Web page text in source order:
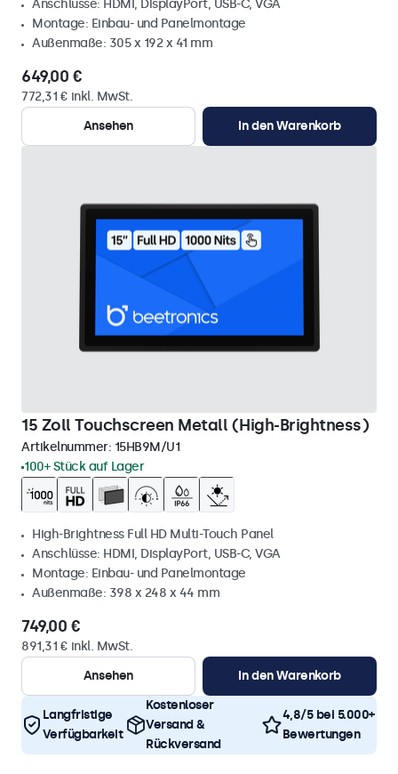
Anschlüsse: HDMI, DisplayPort, USB-C, VGA
Montage: Einbau- und Panelmontage
Außenmaße: 305 x 192 x 41 mm
649,00 €
772,31 € inkl. MwSt.
Ansehen
In den Warenkorb
15 Zoll Touchscreen Metall (High-Brightness)
Artikelnummer: 15HB9M/U1
100+ Stück auf Lager
High-Brightness Full HD Multi-Touch Panel
Anschlüsse: HDMI, DisplayPort, USB-C, VGA
Montage: Einbau- und Panelmontage
Außenmaße: 398 x 248 x 44 mm
749,00 €
891,31 € inkl. MwSt.
Ansehen
In den Warenkorb
Langfristige
Verfügbarkeit
Kostenloser
Versand &
Rückversand
4,8/5 bei 5.000+
Bewertungen